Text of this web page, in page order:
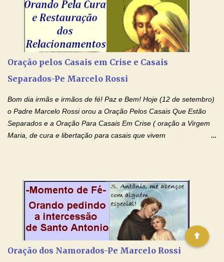
Amém. Novena a Nhá Chica (Oração para obter os favores
celestiais através da intercessão da Serva de Deus Nhá Chica)
(Rezar durante nove dias seguidos ou intercalados) Nhá Chica,
recorro a vós como intercessora entre a Bondade Divina e as
necessidades humanas. Peço-vos, como favor espiritual, que
entregueis nas mãos do Santíssimo o meu pedido urgente (Fazer
o pedido). Acolhei, Nhá Chica, no vosso coração bondoso as
Oração pelos Casais em Crise e Casais
Separados-Pe Marcelo Rossi
Bom dia irmãs e irmãos de fé! Paz e Bem! Hoje (12 de setembro)
o Padre Marcelo Rossi orou a Oração Pelos Casais Que Estão
Separados e a Oração Para Casais Em Crise ( oração a Virgem
Maria, de cura e libertação para casais que vivem
no programa de rádio Momento de Fé, pela cura dos
relacionamentos. Seu relacionamento está doente? Você está
sofrendo? Então ouça o Momento de Fé e entre nesta corrente
de orações abençoadas, d eixe o Amor Ágape de Jesus curar e
restaurar você e seu relacionamento. Adriana-Devoção e Fé
Oração Pelos Casais Que Estão Separados Casais que estão
separados, devido ao envolvimento de outras pessoas no
Oração dos Namorados-Pe Marcelo Rossi